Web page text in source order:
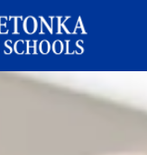
בתי